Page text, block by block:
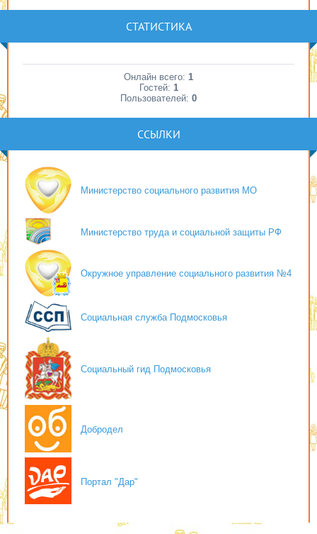
СТАТИСТИКА
Онлайн всего: 1
Гостей: 1
Пользователей: 0
ССЫЛКИ
Министерство социального развития МО
Министерство труда и социальной защиты РФ
Окружное управление социального развития №4
Социальная служба Подмосковья
Социальный гид Подмосковья
Добродел
Портал "Дар"